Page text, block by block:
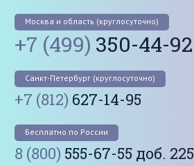
Москва и область (круглосуточно)
+7 (499) 350-44-92
Санкт-Петербург (круглосуточно)
+7 (812) 627-14-95
Бесплатно по России
8 (800) 555-67-55 доб. 225